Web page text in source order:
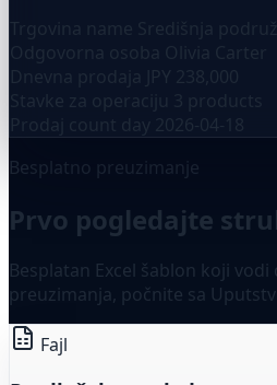
Trgovina name
Središnja
Odgovorna osoba
Olivia Carter
Dnevna prodaja
JPY 238,000
Stavke za operaciju
3 products
Prodaj count day
2026-04-18
Besplatno preuzimanje
Prvo pogledajte
Besplatan Excel šablon koji
preuzimanja, počnite sa
Fajl